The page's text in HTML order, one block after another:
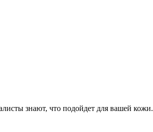
знают, что подойдет для вашей кожи.